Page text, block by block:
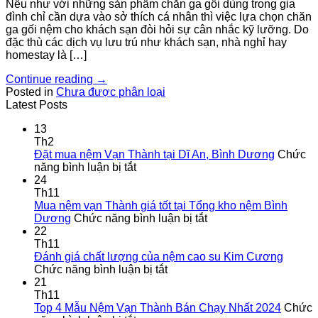
Nếu như với những sản phẩm chăn ga gối dùng trong gia
đình chỉ cần dựa vào sở thích cá nhân thì việc lựa chọn chăn
ga gối nệm cho khách sạn đòi hỏi sự cân nhắc kỹ lưỡng. Do
đặc thù các dịch vụ lưu trú như khách sạn, nhà nghỉ hay
homestay là […]
Continue reading →
Posted in Chưa được phân loại
Latest Posts
13
Th2
Đặt mua nệm Vạn Thành tại Dĩ An, Bình Dương Chức
năng bình luận bị tắtở
nệm
Vạn
Dĩ
An,
24
Th11
Mua nệm vạn Thành giá tốt tại Tổng kho nệm Bình
Dương Chức năng bình luận bị tắtở
vạn
tại
22
Th11
Đánh giá chất lượng của nệm cao su Kim Cương
Chức năng bình luận bị tắtở
chất
21
Th11
Top 4 Mẫu Nệm Vạn Thành Bán Chạy Nhất 2024 Chức